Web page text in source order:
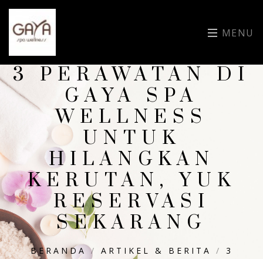
MENU
3 PERAWATAN DI
GAYA SPA
WELLNESS
UNTUK
HILANGKAN
KERUTAN, YUK
RESERVASI
SEKARANG
BERANDA / ARTIKEL & BERITA / 3